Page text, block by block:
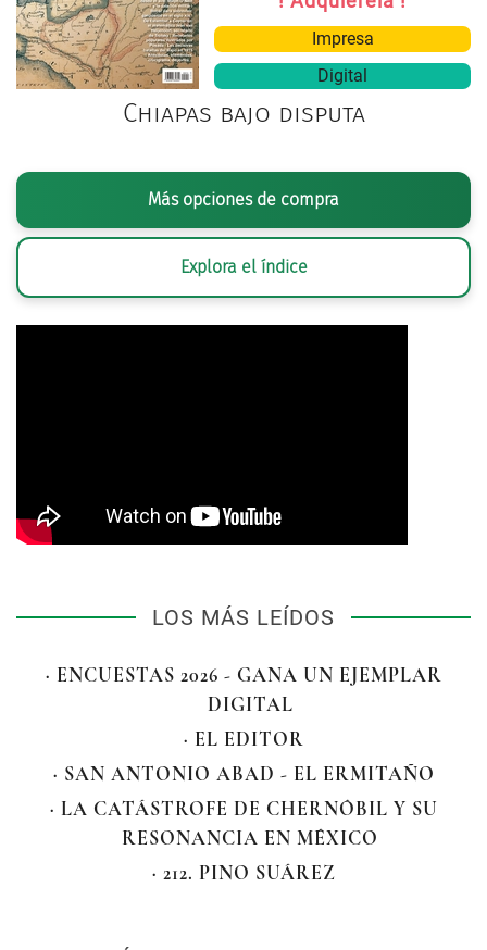
Impresa
Digital
Chiapas bajo disputa
Más opciones de compra
Explora el índice
LOS MÁS LEÍDOS
· ENCUESTAS 2026 - GANA UN EJEMPLAR
DIGITAL
· EL EDITOR
· SAN ANTONIO ABAD - EL ERMITAÑO
· LA CATÁSTROFE DE CHERNÓBIL Y SU
RESONANCIA EN MÉXICO
· 212. PINO SUÁREZ